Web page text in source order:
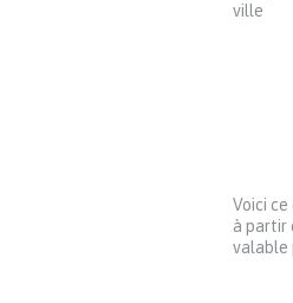
ville
Voici
à partir
valable